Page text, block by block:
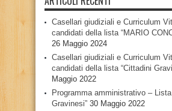
Casellari giudiziali e Curriculum
candidati della lista “MARIO
26 Maggio 2024
Casellari giudiziali e Curriculum
candidati della lista “Cittadini
Maggio 2022
Programma amministrativo – Lista
Gravinesi” 30 Maggio 2022